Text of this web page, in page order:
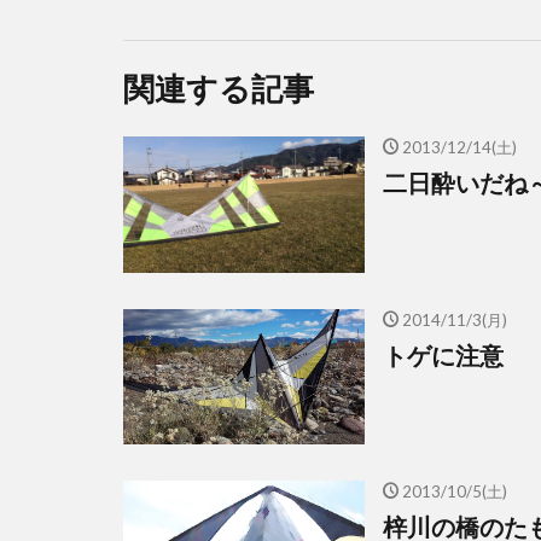
関連する記事
2013/12/14(土)
二日酔いだね
2014/11/3(月)
トゲに注意
2013/10/5(土)
梓川の橋のた